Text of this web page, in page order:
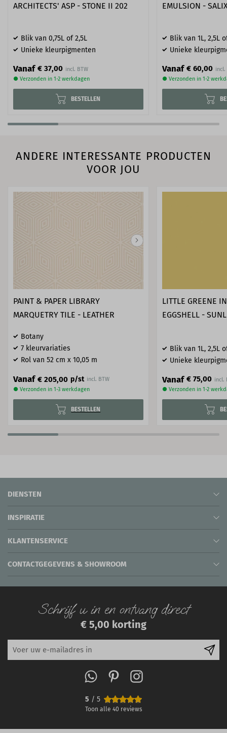
ARCHITECTS' ASP - STONE II 202
Blik van 0,75L of 2,5L
Unieke kleurpigmenten
Vanaf € 37,00
● Verzonden in 1-2 werkdagen
BESTELLEN
EMULSION -
Blik van 1L, 2,5L
Unieke
Vanaf € 60,00
● Verzonden in 1-2
ANDERE INTERESSANTE PRODUCTEN
VOOR JOU
PAINT & PAPER LIBRARY
MARQUETRY TILE - LEATHER
Botany
7 kleurvariaties
Rol van 52 cm x 10,05 m
Vanaf € 205,00 p/st incl. BTW
● Verzonden in 1-3 werkdagen
BESTELLEN
LITTLE GREENE
EGGSHELL -
Blik van 1L, 2,5L
Unieke
Vanaf € 75,00
● Verzonden in 1-2
DIENSTEN
INSPIRATIE
KLANTENSERVICE
CONTACTGEGEVENS & SHOWROOM
Schrijf u in en ontvang direct
€ 5,00 korting
5 / 5
Toon alle 40 reviews